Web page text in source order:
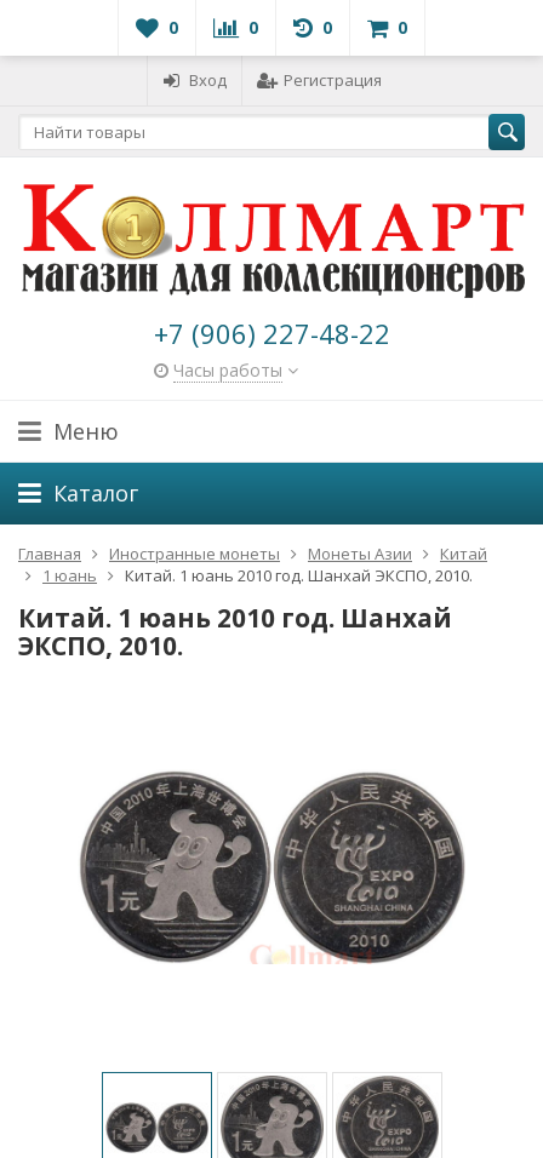
0 0 0 0
Вход Регистрация
+7 (906) 227-48-22
Часы работы
Меню
Каталог
Главная Иностранные монеты Монеты Азии
Китай
1 юань
Китай. 1 юань 2010 год. Шанхай ЭКСПО, 2010.
Китай. 1 юань 2010 год. Шанхай
ЭКСПО, 2010.